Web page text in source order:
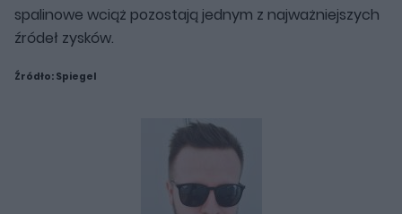
spalinowe wciąż pozostają jednym z najważniejszych
źródeł zysków.
Źródło: Spiegel